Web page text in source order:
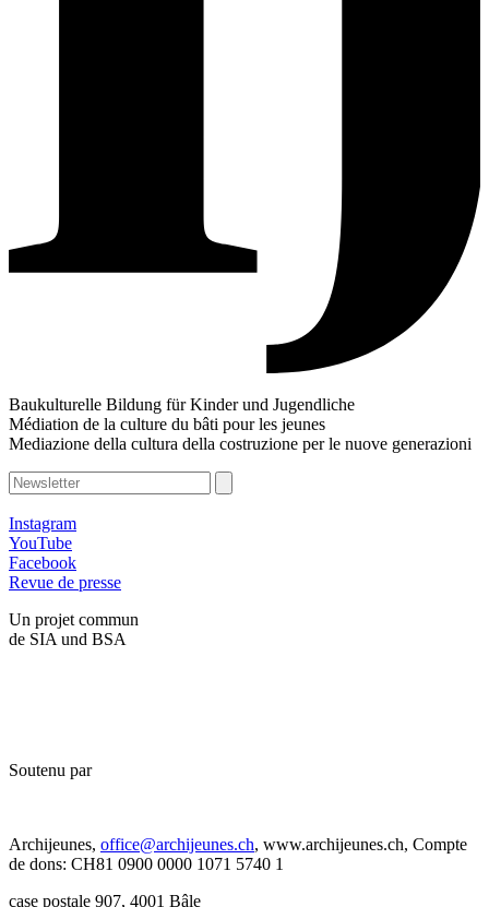
Baukulturelle Bildung für Kinder und Jugendliche
Médiation de la culture du bâti pour les jeunes
Mediazione della cultura della costruzione per le nuove generazioni
Instagram
YouTube
Facebook
Revue de presse
Un projet commun
de SIA und BSA
Soutenu par
Archijeunes, office@archijeunes.ch, www.archijeunes.ch, Compte
de dons: CH81 0900 0000 1071 5740 1
case postale 907, 4001 Bâle